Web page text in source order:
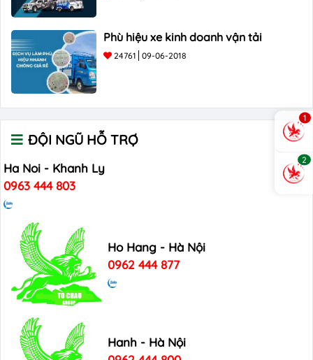
Phù hiệu xe kinh doanh vận tải
24761 09-06-2018
ĐỘI NGŨ HỖ TRỢ
Ha Noi - Khanh Ly
0963 444 803
Ho Hang - Hà Nội
0962 444 877
Hanh - Hà Nội
1
2